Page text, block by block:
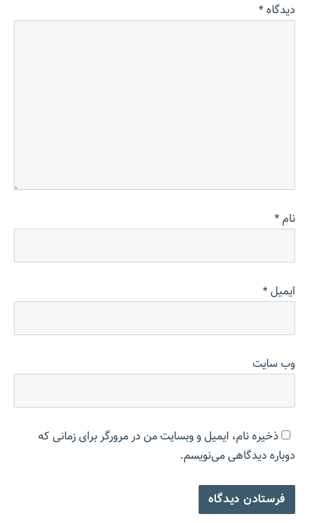
دیدگاه*
نام*
ایمیل*
وب‌ سایت
ذخیره نام، ایمیل و وبسایت من در مرورگر برای زمانی که
دوباره دیدگاهی می‌نویسم.